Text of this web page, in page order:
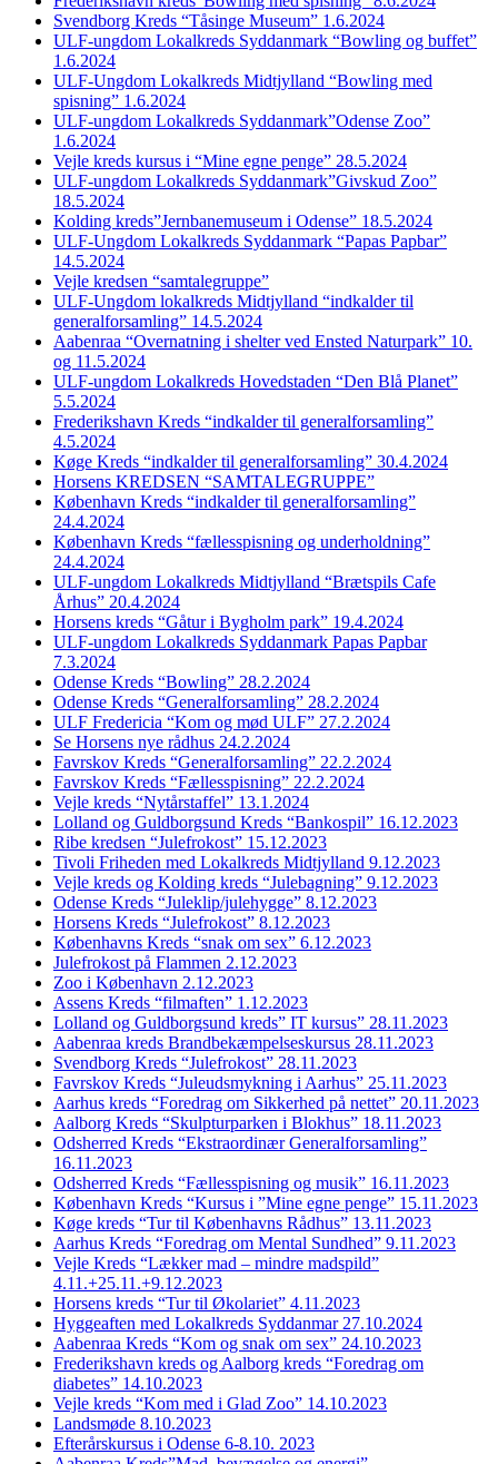
Svendborg Kreds “Tåsinge Museum” 1.6.2024
ULF-ungdom Lokalkreds Syddanmark “Bowling og buffet”
1.6.2024
ULF-Ungdom Lokalkreds Midtjylland “Bowling med
spisning” 1.6.2024
ULF-ungdom Lokalkreds Syddanmark”Odense Zoo”
1.6.2024
Vejle kreds kursus i “Mine egne penge” 28.5.2024
ULF-ungdom Lokalkreds Syddanmark”Givskud Zoo”
18.5.2024
Kolding kreds”Jernbanemuseum i Odense” 18.5.2024
ULF-Ungdom Lokalkreds Syddanmark “Papas Papbar”
14.5.2024
Vejle kredsen “samtalegruppe”
ULF-Ungdom lokalkreds Midtjylland “indkalder til
generalforsamling” 14.5.2024
Aabenraa “Overnatning i shelter ved Ensted Naturpark” 10.
og 11.5.2024
ULF-ungdom Lokalkreds Hovedstaden “Den Blå Planet”
5.5.2024
Frederikshavn Kreds “indkalder til generalforsamling”
4.5.2024
Køge Kreds “indkalder til generalforsamling” 30.4.2024
Horsens KREDSEN “SAMTALEGRUPPE”
København Kreds “indkalder til generalforsamling”
24.4.2024
København Kreds “fællesspisning og underholdning”
24.4.2024
ULF-ungdom Lokalkreds Midtjylland “Brætspils Cafe
Århus” 20.4.2024
Horsens kreds “Gåtur i Bygholm park” 19.4.2024
ULF-ungdom Lokalkreds Syddanmark Papas Papbar
7.3.2024
Odense Kreds “Bowling” 28.2.2024
Odense Kreds “Generalforsamling” 28.2.2024
ULF Fredericia “Kom og mød ULF” 27.2.2024
Se Horsens nye rådhus 24.2.2024
Favrskov Kreds “Generalforsamling” 22.2.2024
Favrskov Kreds “Fællesspisning” 22.2.2024
Vejle kreds “Nytårstaffel” 13.1.2024
Lolland og Guldborgsund Kreds “Bankospil” 16.12.2023
Ribe kredsen “Julefrokost” 15.12.2023
Tivoli Friheden med Lokalkreds Midtjylland 9.12.2023
Vejle kreds og Kolding kreds “Julebagning” 9.12.2023
Odense Kreds “Juleklip/julehygge” 8.12.2023
Horsens Kreds “Julefrokost” 8.12.2023
Københavns Kreds “snak om sex” 6.12.2023
Julefrokost på Flammen 2.12.2023
Zoo i København 2.12.2023
Assens Kreds “filmaften” 1.12.2023
Lolland og Guldborgsund kreds” IT kursus” 28.11.2023
Aabenraa kreds Brandbekæmpelseskursus 28.11.2023
Svendborg Kreds “Julefrokost” 28.11.2023
Favrskov Kreds “Juleudsmykning i Aarhus” 25.11.2023
Aarhus kreds “Foredrag om Sikkerhed på nettet” 20.11.2023
Aalborg Kreds “Skulpturparken i Blokhus” 18.11.2023
Odsherred Kreds “Ekstraordinær Generalforsamling”
16.11.2023
Odsherred Kreds “Fællesspisning og musik” 16.11.2023
København Kreds “Kursus i ”Mine egne penge” 15.11.2023
Køge kreds “Tur til Københavns Rådhus” 13.11.2023
Aarhus Kreds “Foredrag om Mental Sundhed” 9.11.2023
Vejle Kreds “Lækker mad – mindre madspild”
4.11.+25.11.+9.12.2023
Horsens kreds “Tur til Økolariet” 4.11.2023
Hyggeaften med Lokalkreds Syddanmar 27.10.2024
Aabenraa Kreds “Kom og snak om sex” 24.10.2023
Frederikshavn kreds og Aalborg kreds “Foredrag om
diabetes” 14.10.2023
Vejle kreds “Kom med i Glad Zoo” 14.10.2023
Landsmøde 8.10.2023
Efterårskursus i Odense 6-8.10. 2023